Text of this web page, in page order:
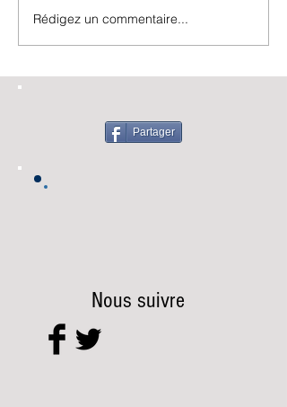
Rédigez un commentaire...
Partager
Nous suivre